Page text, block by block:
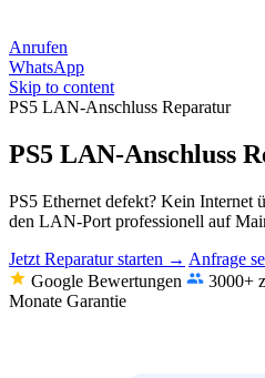
Anrufen
WhatsApp
Skip to content
PS5 LAN-Anschluss Reparatur
PS5 LAN-Anschluss
PS5 Ethernet defekt? Kein Internet
den LAN-Port professionell auf
Jetzt Reparatur starten → Anfrage
Google Bewertungen
3000+
Monate Garantie